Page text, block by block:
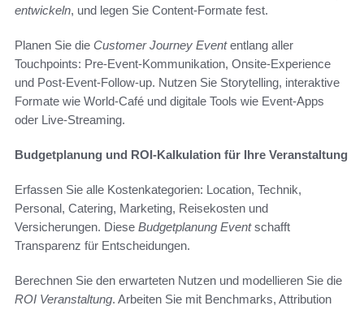
entwickeln, und legen Sie Content-Formate fest.
Planen Sie die Customer Journey Evententlang aller
Touchpoints: Pre-Event-Kommunikation, Onsite-Experience
und Post-Event-Follow-up. Nutzen Sie Storytelling, interaktive
Formate wie World-Café und digitale Tools wie Event-Apps
oder Live-Streaming.
Budgetplanung und ROI-Kalkulation für Ihre Veranstaltung
Erfassen Sie alle Kostenkategorien: Location, Technik,
Personal, Catering, Marketing, Reisekosten und
Versicherungen. Diese Budgetplanung Eventschafft
Transparenz für Entscheidungen.
Berechnen Sie den erwarteten Nutzen und modellieren Sie die
ROI Veranstaltung. Arbeiten Sie mit Benchmarks, Attribution